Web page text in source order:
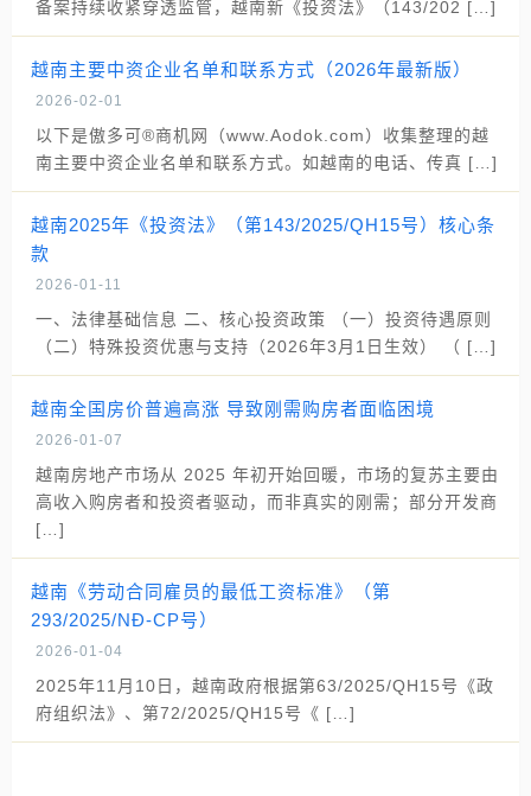
备案持续收紧穿透监管，越南新《投资法》（143/202 […]
越南主要中资企业名单和联系方式（2026年最新版）
2026-02-01
以下是傲多可®商机网（www.Aodok.com）收集整理的越
南主要中资企业名单和联系方式。如越南的电话、传真 […]
越南2025年《投资法》（第143/2025/QH15号）核心条
款
2026-01-11
一、法律基础信息 二、核心投资政策 （一）投资待遇原则
（二）特殊投资优惠与支持（2026年3月1日生效） （ […]
越南全国房价普遍高涨 导致刚需购房者面临困境
2026-01-07
越南房地产市场从 2025 年初开始回暖，市场的复苏主要由
高收入购房者和投资者驱动，而非真实的刚需；部分开发商
[…]
越南《劳动合同雇员的最低工资标准》（第
293/2025/NĐ-CP号）
2026-01-04
2025年11月10日，越南政府根据第63/2025/QH15号《政
府组织法》、第72/2025/QH15号《 […]